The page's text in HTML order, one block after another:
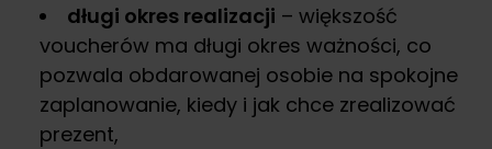
długi okres realizacji – większość
voucherów ma długi okres ważności, co
pozwala obdarowanej osobie na spokojne
zaplanowanie, kiedy i jak chce zrealizować
prezent,